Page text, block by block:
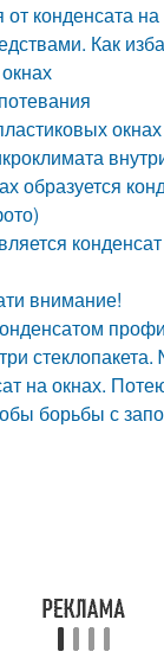
от конденсата
Как
образуется
внимание!
на окнах.
борьбы с